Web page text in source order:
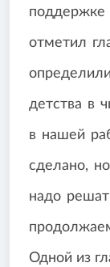
поддержке
отметил
детства в
в нашей
сделано,
надо
Одной из